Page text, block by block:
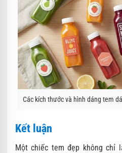
Các kích thước và hình dáng tem
Kết luận
Một chiếc tem đẹp không chỉ